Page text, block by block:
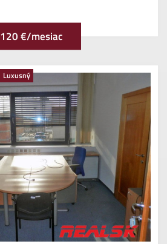
120 €/mesiac
Luxusný